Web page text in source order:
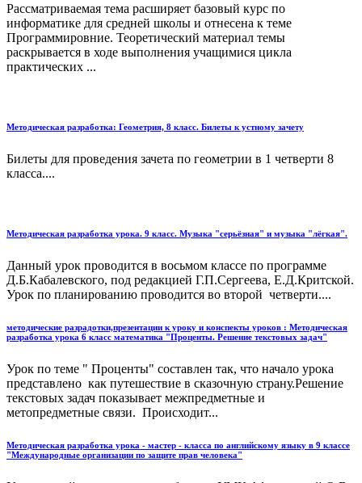
Рассматриваемая тема расширяет базовый курс по
информатике для средней школы и отнесена к теме
Программировние. Теоретический материал темы
раскрывается в ходе выполнения учащимися цикла
практических ...
Методическая разработка: Геометрия, 8 класс. Билеты к устному зачету
Билеты для проведения зачета по геометрии в 1 четверти 8
класса....
Методическая разработка урока. 9 класс. Музыка "серьёзная" и музыка "лёгкая".
Данный урок проводится в восьмом классе по программе
Д.Б.Кабалевского, под редакцией Г.П.Сергеева, Е.Д.Критской.
Урок по планированию проводится во второй четверти....
методические разрадотки,презентации к уроку и конспекты уроков : Методическая
разработка урока 6 класс математика "Проценты. Решение текстовых задач"
Урок по теме " Проценты" составлен так, что начало урока
представлено как путешествие в сказочную страну.Решение
текстовых задач показывает межпредметные и
метопредметные связи. Происходит...
Методическая разработка урока - мастер - класса по английскому языку в 9 классе
"Международные организации по защите прав человека"